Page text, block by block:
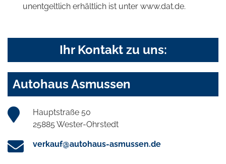
unentgeltlich erhältlich ist unter www.dat.de.
Ihr Kontakt zu uns:
Autohaus Asmussen
Hauptstraße 50
25885 Wester-Ohrstedt
verkauf@autohaus-asmussen.de